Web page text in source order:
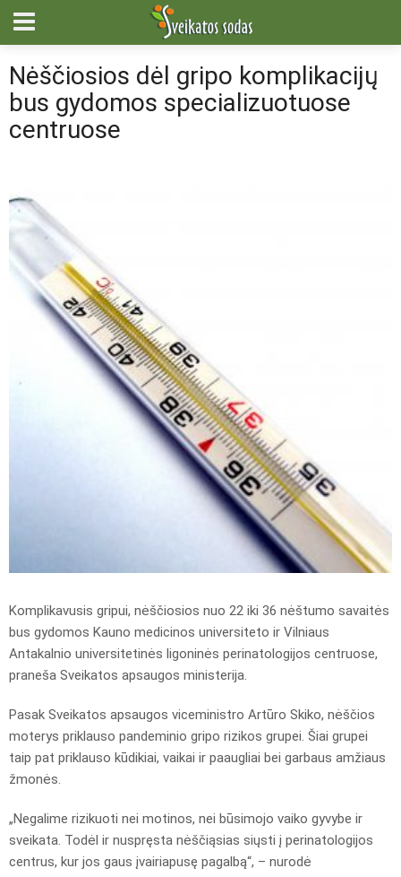
Nėščiosios dėl gripo komplikacijų
bus gydomos specializuotuose
centruose
Komplikavusis gripui, nėščiosios nuo 22 iki 36 nėštumo savaitės
bus gydomos Kauno medicinos universiteto ir Vilniaus
Antakalnio universitetinės ligoninės perinatologijos centruose,
praneša Sveikatos apsaugos ministerija.
Pasak Sveikatos apsaugos viceministro Artūro Skiko, nėščios
moterys priklauso pandeminio gripo rizikos grupei. Šiai grupei
taip pat priklauso kūdikiai, vaikai ir paaugliai bei garbaus amžiaus
žmonės.
„Negalime rizikuoti nei motinos, nei būsimojo vaiko gyvybe ir
sveikata. Todėl ir nuspręsta nėščiąsias siųsti į perinatologijos
centrus, kur jos gaus įvairiapusę pagalbą“, – nurodė